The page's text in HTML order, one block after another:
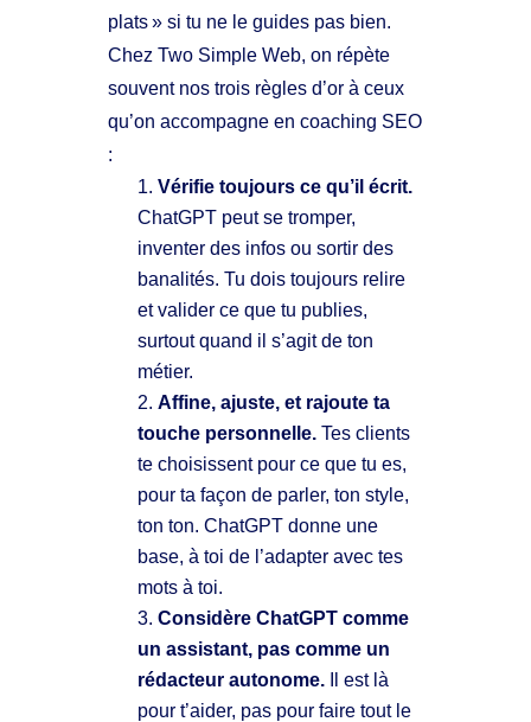
plats » si tu ne le guides pas bien.
Chez Two Simple Web, on répète
souvent nos trois règles d’or à ceux
qu’on accompagne en coaching SEO
:
Vérifie toujours ce qu’il écrit.
ChatGPT peut se tromper,
inventer des infos ou sortir des
banalités. Tu dois toujours relire
et valider ce que tu publies,
surtout quand il s’agit de ton
métier.
Affine, ajuste, et rajoute ta
touche personnelle. Tes clients
te choisissent pour ce que tu es,
pour ta façon de parler, ton style,
ton ton. ChatGPT donne une
base, à toi de l’adapter avec tes
mots à toi.
Considère ChatGPT comme
un assistant, pas comme un
rédacteur autonome. Il est là
pour t’aider, pas pour faire tout le